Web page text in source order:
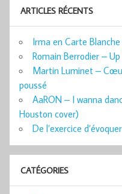
ARTICLES RÉCENTS
Irma en Carte
Romain Berrodier –
Martin Luminet –
poussé
AaRON – I wanna
Houston cover)
De l’exercice
CATÉGORIES